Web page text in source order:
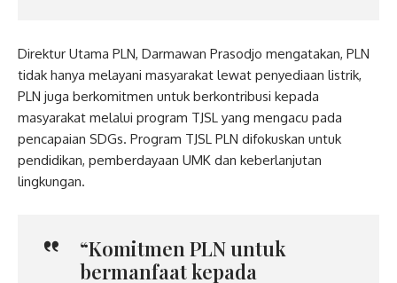
Direktur Utama PLN, Darmawan Prasodjo mengatakan, PLN
tidak hanya melayani masyarakat lewat penyediaan listrik,
PLN juga berkomitmen untuk berkontribusi kepada
masyarakat melalui program TJSL yang mengacu pada
pencapaian SDGs. Program TJSL PLN difokuskan untuk
pendidikan, pemberdayaan UMK dan keberlanjutan
lingkungan.
“Komitmen PLN untuk
bermanfaat kepada